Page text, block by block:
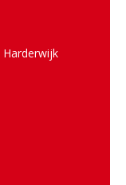
Harderwijk